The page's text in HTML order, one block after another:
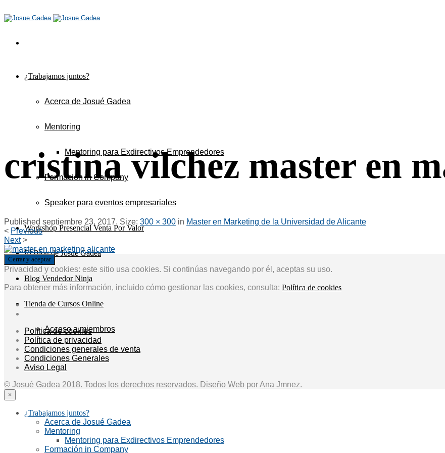
¿Trabajamos juntos?
Acerca de Josué Gadea
Mentoring
Mentoring para Exdirectivos Emprendedores
Formación in Company
Speaker para eventos empresariales
Workshop Presencial Venta Por Valor
El Blog de Josue Gadea
Blog Vendedor Ninja
Tienda de Cursos Online
Acceso a miembros
cristina vilchez master en
Published septiembre 23, 2017. Size: 300 × 300 in Master en Marketing de la Universidad de Alicante
< Previous
Next >
Privacidad y cookies: este sitio usa cookies. Si continúas navegando por él, aceptas su uso.
Para obtener más información, incluido cómo gestionar las cookies, consulta: Política de cookies
Política de cookies
Política de privacidad
Condiciones generales de venta
Condiciones Generales
Aviso Legal
© Josué Gadea 2018. Todos los derechos reservados. Diseño Web porAna Jmnez.
×
¿Trabajamos juntos?
Acerca de Josué Gadea
Mentoring
Mentoring para Exdirectivos Emprendedores
Formación in Company